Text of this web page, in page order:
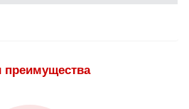
преимущества